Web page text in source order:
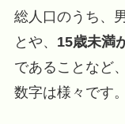
総人口のうち、
とや、 15歳未満
であることなど
数字は様々です。